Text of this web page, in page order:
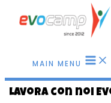
MAIN MENU
Lavora con noi